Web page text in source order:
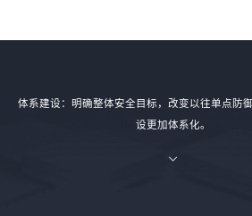
体系建设：明确整体安全目标，改变以往单点防
设更加体系化。